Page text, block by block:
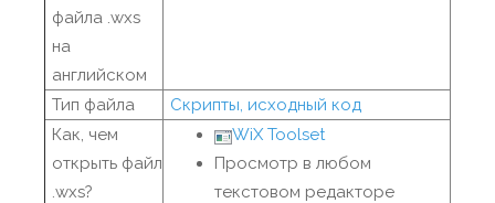
файла .wxs
на
английском
Тип файла
Скрипты, исходный код
Как, чем
открыть файл
.wxs?
WiX Toolset
Просмотр в любом
текстовом редакторе